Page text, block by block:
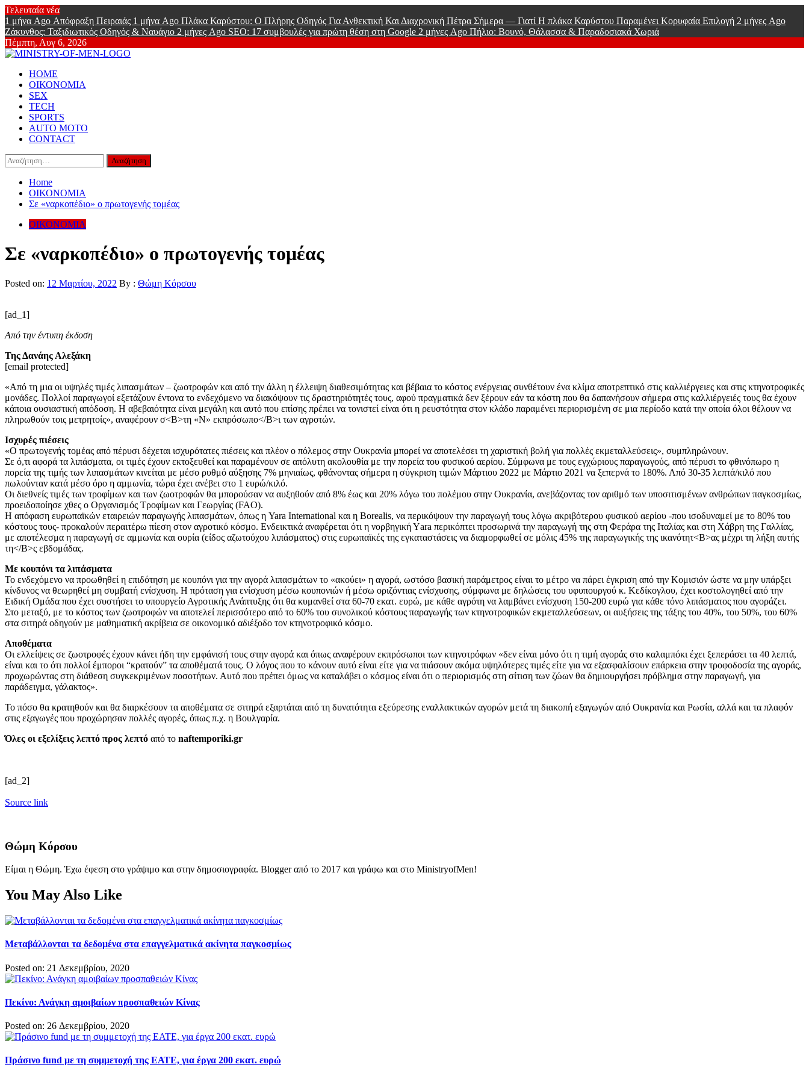
Skip
to
content
Τελευταία νέα
1 μήνα Ago Απόφραξη Πειραιάς 1 μήνα Ago Πλάκα Καρύστου: Ο Πλήρης Οδηγός Για Ανθεκτική Και Διαχρονική Πέτρα Σήμερα — Γιατί Η πλάκα Καρύστου Παραμένει Κορυφαία Επιλογή 2 μήνες Ago
Ζάκυνθος: Ταξιδιωτικός Οδηγός & Ναυάγιο 2 μήνες Ago SEO: 17 συμβουλές για πρώτη θέση στη Google 2 μήνες Ago Πήλιο: Βουνό, Θάλασσα & Παραδοσιακά Χωριά
Πέμπτη, Αυγ 6, 2026
Online Lifestyle περιοδικό για Aνδρες
Primary
Menu
HOME
ΟΙΚΟΝΟΜΙΑ
SEX
TECH
SPORTS
AUTO MOTO
CONTACT
Αναζήτηση
για:
Home
ΟΙΚΟΝΟΜΙΑ
Σε «ναρκοπέδιο» ο πρωτογενής τομέας
ΟΙΚΟΝΟΜΙΑ
Σε «ναρκοπέδιο» ο πρωτογενής τομέας
Posted on: 12 Μαρτίου, 2022 By : Θώμη Κόρσου
[ad_1]
Από την έντυπη έκδοση
Της Δανάης Αλεξάκη
[email protected]
«Από τη μια οι υψηλές τιμές λιπασμάτων – ζωοτροφών και από την άλλη η έλλειψη διαθεσιμότητας και βέβαια το κόστος ενέργειας συνθέτουν ένα κλίμα αποτρεπτικό στις καλλιέργειες και στις κτηνοτροφικές
μονάδες. Πολλοί παραγωγοί εξετάζουν έντονα το ενδεχόμενο να διακόψουν τις δραστηριότητές τους, αφού πραγματικά δεν ξέρουν εάν τα κόστη που θα δαπανήσουν σήμερα στις καλλιέργειές τους θα έχουν
κάποια ουσιαστική απόδοση. Η αβεβαιότητα είναι μεγάλη και αυτό που επίσης πρέπει να τονιστεί είναι ότι η ρευστότητα στον κλάδο παραμένει περιορισμένη σε μια περίοδο κατά την οποία όλοι θέλουν να
πληρωθούν τοις μετρητοίς», αναφέρουν σ<B>τη «Ν» εκπρόσωπο</B>ι των αγροτών.
Ισχυρές πιέσεις
«Ο πρωτογενής τομέας από πέρυσι δέχεται ισχυρότατες πιέσεις και πλέον ο πόλεμος στην Ουκρανία μπορεί να αποτελέσει τη χαριστική βολή για πολλές εκμεταλλεύσεις», συμπληρώνουν.
Σε ό,τι αφορά τα λιπάσματα, οι τιμές έχουν εκτοξευθεί και παραμένουν σε απόλυτη ακολουθία με την πορεία του φυσικού αερίου. Σύμφωνα με τους εγχώριους παραγωγούς, από πέρυσι το φθινόπωρο η
πορεία της τιμής των λιπασμάτων κινείται με μέσο ρυθμό αύξησης 7% μηνιαίως, φθάνοντας σήμερα η σύγκριση τιμών Μάρτιου 2022 με Μάρτιο 2021 να ξεπερνά το 180%. Από 30-35 λεπτά/κιλό που
πωλούνταν κατά μέσο όρο η αμμωνία, τώρα έχει ανέβει στο 1 ευρώ/κιλό.
Οι διεθνείς τιμές των τροφίμων και των ζωοτροφών θα μπορούσαν να αυξηθούν από 8% έως και 20% λόγω του πολέμου στην Ουκρανία, ανεβάζοντας τον αριθμό των υποσιτισμένων ανθρώπων παγκοσμίως,
προειδοποίησε χθες ο Οργανισμός Τροφίμων και Γεωργίας (FAO).
Η απόφαση ευρωπαϊκών εταιρειών παραγωγής λιπασμάτων, όπως η Yara International και η Borealis, να περικόψουν την παραγωγή τους λόγω ακριβότερου φυσικού αερίου -που ισοδυναμεί με το 80% του
κόστους τους- προκαλούν περαιτέρω πίεση στον αγροτικό κόσμο. Ενδεικτικά αναφέρεται ότι η νορβηγική Υara περικόπτει προσωρινά την παραγωγή της στη Φεράρα της Ιταλίας και στη Χάβρη της Γαλλίας,
με αποτέλεσμα η παραγωγή σε αμμωνία και ουρία (είδος αζωτούχου λιπάσματος) στις ευρωπαϊκές της εγκαταστάσεις να διαμορφωθεί σε μόλις 45% της παραγωγικής της ικανότητ<B>ας μέχρι τη λήξη αυτής
τη</B>ς εβδομάδας.
Με κουπόνι τα λιπάσματα
Το ενδεχόμενο να προωθηθεί η επιδότηση με κουπόνι για την αγορά λιπασμάτων το «ακούει» η αγορά, ωστόσο βασική παράμετρος είναι το μέτρο να πάρει έγκριση από την Κομισιόν ώστε να μην υπάρξει
κίνδυνος να θεωρηθεί μη συμβατή ενίσχυση. Η πρόταση για ενίσχυση μέσω κουπονιών ή μέσω οριζόντιας ενίσχυσης, σύμφωνα με δηλώσεις του υφυπουργού κ. Κεδίκογλου, έχει κοστολογηθεί από την
Ειδική Ομάδα που έχει συστήσει το υπουργείο Αγροτικής Ανάπτυξης ότι θα κυμανθεί στα 60-70 εκατ. ευρώ, με κάθε αγρότη να λαμβάνει ενίσχυση 150-200 ευρώ για κάθε τόνο λιπάσματος που αγοράζει.
Στο μεταξύ, με το κόστος των ζωοτροφών να αποτελεί περισσότερο από το 60% του συνολικού κόστους παραγωγής των κτηνοτροφικών εκμεταλλεύσεων, οι αυξήσεις της τάξης του 40%, του 50%, του 60%
στα σιτηρά οδηγούν µε μαθηματική ακρίβεια σε οικονομικό αδιέξοδο τον κτηνοτροφικό κόσμο.
Αποθέματα
Οι ελλείψεις σε ζωοτροφές έχουν κάνει ήδη την εμφάνισή τους στην αγορά και όπως αναφέρουν εκπρόσωποι των κτηνοτρόφων «δεν είναι μόνο ότι η τιμή αγοράς στο καλαμπόκι έχει ξεπεράσει τα 40 λεπτά,
είναι και το ότι πολλοί έμποροι “κρατούν” τα αποθέματά τους. Ο λόγος που το κάνουν αυτό είναι είτε για να πιάσουν ακόμα υψηλότερες τιμές είτε για να εξασφαλίσουν επάρκεια στην τροφοδοσία της αγοράς,
προχωρώντας στη διάθεση συγκεκριμένων ποσοτήτων. Αυτό που πρέπει όμως να καταλάβει ο κόσμος είναι ότι ο περιορισμός στη σίτιση των ζώων θα δημιουργήσει πρόβλημα στην παραγωγή, για
παράδειγμα, γάλακτος».
Το πόσο θα κρατηθούν και θα διαρκέσουν τα αποθέματα σε σιτηρά εξαρτάται από τη δυνατότητα εξεύρεσης εναλλακτικών αγορών μετά τη διακοπή εξαγωγών από Ουκρανία και Ρωσία, αλλά και τα πλαφόν
στις εξαγωγές που προχώρησαν πολλές αγορές, όπως π.χ. η Βουλγαρία.
Όλες οι εξελίξεις λεπτό προς λεπτό από το naftemporiki.gr
[ad_2]
Source link
Θώμη Κόρσου
Είμαι η Θώμη. Έχω έφεση στο γράψιμο και στην δημοσιογραφία. Blogger από το 2017 και γράφω και στο MinistryofMen!
You May Also Like
Μεταβάλλονται τα δεδομένα στα επαγγελματικά ακίνητα παγκοσμίως
Posted on: 21 Δεκεμβρίου, 2020
Πεκίνο: Ανάγκη αμοιβαίων προσπαθειών Κίνας
Posted on: 26 Δεκεμβρίου, 2020
Πράσινο fund με τη συμμετοχή της ΕΑΤΕ, για έργα 200 εκατ. ευρώ